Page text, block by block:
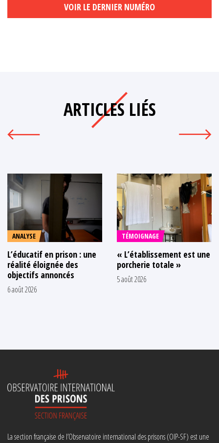
VOIR LE DERNIER NUMÉRO
ARTICLES LIÉS
ANALYSE
L’éducatif en prison : une
réalité éloignée des
objectifs annoncés
6 août 2026
TÉMOIGNAGE
« L’établissement est une
porcherie totale »
5 août 2026
La section française de l’Observatoire international des prisons (OIP-SF) est une